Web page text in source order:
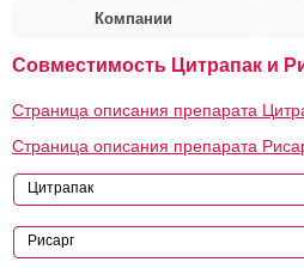
Компании
Совместимость Цитрапак и
Страница описания препарата
Страница описания препарата